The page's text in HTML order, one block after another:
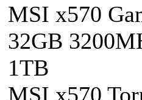
MSI x570
32GB
1TB
MSI x570